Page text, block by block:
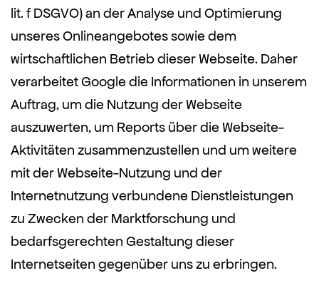
lit. f DSGVO) an der Analyse und Optimierung
unseres Onlineangebotes sowie dem
wirtschaftlichen Betrieb dieser Webseite. Daher
verarbeitet Google die Informationen in unserem
Auftrag, um die Nutzung der Webseite
auszuwerten, um Reports über die Webseite-
Aktivitäten zusammenzustellen und um weitere
mit der Webseite-Nutzung und der
Internetnutzung verbundene Dienstleistungen
zu Zwecken der Marktforschung und
bedarfsgerechten Gestaltung dieser
Internetseiten gegenüber uns zu erbringen.